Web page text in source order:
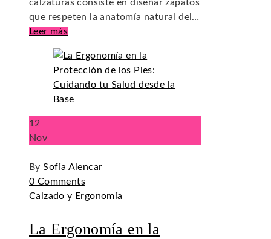
calzaturas consiste en diseñar zapatos
que respeten la anatomía natural del…
Leer más
12
Nov
BySofía Alencar
0 Comments
Calzado y Ergonomía
La Ergonomía en la